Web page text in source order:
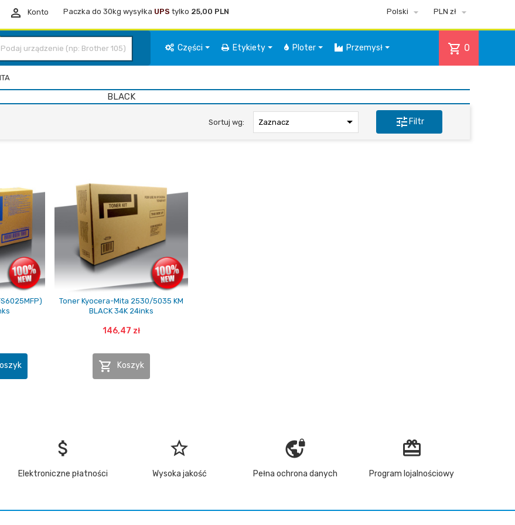
 Konto Paczka do 30kg wysyłka UPS tylko 25,00 PLN Polski  PLN zł 
shopping_cart 0
Części Etykiety Ploter Przemysł
BLACK
Sortuj wg: Zaznacz  tune Filtr
Toner Kyocera-Mita 2530/5035 KM
BLACK 34K 24inks
146,47 zł
 Koszyk
attach_money
Elektroniczne płatności
star_border
Wysoka jakość
vpn_lock
Pełna ochrona danych
redeem
Program lojalnościowy